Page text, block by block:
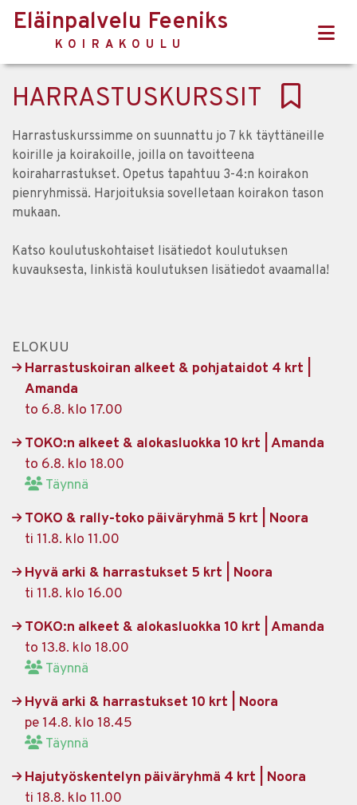
Eläinpalvelu Feeniks
KOIRAKOULU
HARRASTUSKURSSIT
Harrastuskurssimme on suunnattu jo 7 kk täyttäneille
koirille ja koirakoille, joilla on tavoitteena
koiraharrastukset. Opetus tapahtuu 3-4:n koirakon
pienryhmissä. Harjoituksia sovelletaan koirakon tason
mukaan.
Katso koulutuskohtaiset lisätiedot koulutuksen
kuvauksesta, linkistä koulutuksen lisätiedot avaamalla!
ELOKUU
Harrastuskoiran alkeet & pohjataidot 4 krt |
Amanda
to 6.8. klo 17.00
TOKO:n alkeet & alokasluokka 10 krt | Amanda
to 6.8. klo 18.00
Täynnä
TOKO & rally-toko päiväryhmä 5 krt | Noora
ti 11.8. klo 11.00
Hyvä arki & harrastukset 5 krt | Noora
ti 11.8. klo 16.00
TOKO:n alkeet & alokasluokka 10 krt | Amanda
to 13.8. klo 18.00
Täynnä
Hyvä arki & harrastukset 10 krt | Noora
pe 14.8. klo 18.45
Täynnä
Hajutyöskentelyn päiväryhmä 4 krt | Noora
ti 18.8. klo 11.00